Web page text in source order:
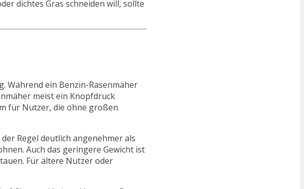
dichtes Gras schneiden will, sollte
Während ein Benzin-Rasenmäher
meist ein Knopfdruck
für Nutzer, die ohne großen
Regel deutlich angenehmer als
Auch das geringere Gewicht ist
Für ältere Nutzer oder